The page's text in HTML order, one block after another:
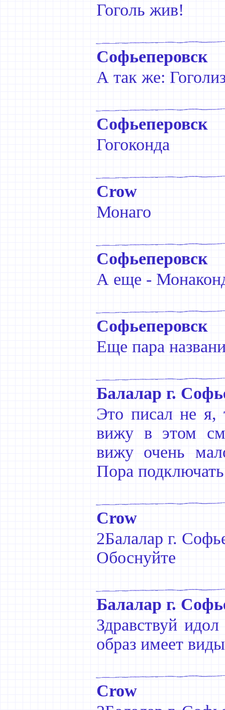
Гоголь жив!
Софьеперовск
А так же:
Софьеперовск
Гогоконда
Crow
Монаго
Софьеперовск
А еще -
Софьеперовск
Еще пара
Балалар г.
Это писал не я,
вижу в этом
вижу очень
Пора
Crow
2Балалар г.
Обоснуйте
Балалар г.
Здравствуй
образ имеет
Crow